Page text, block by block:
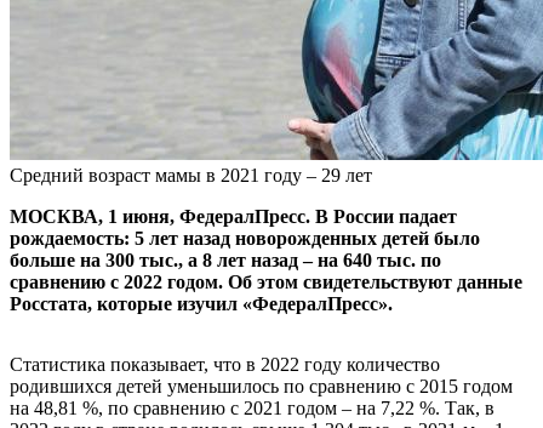
Средний возраст мамы в 2021 году – 29 лет
МОСКВА, 1 июня, ФедералПресс. В России падает
рождаемость: 5 лет назад новорожденных детей было
больше на 300 тыс., а 8 лет назад – на 640 тыс. по
сравнению с 2022 годом. Об этом свидетельствуют данные
Росстата, которые изучил «ФедералПресс».
Статистика показывает, что в 2022 году количество
родившихся детей уменьшилось по сравнению с 2015 годом
на 48,81 %, по сравнению с 2021 годом – на 7,22 %. Так, в